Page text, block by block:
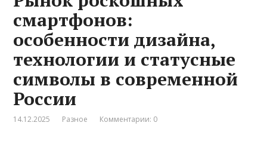
смартфонов:
особенности дизайна,
технологии и статусные
символы в современной
России
14.12.2025 Разное Комментарии: 0